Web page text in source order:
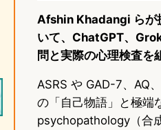
Afshin Khadangi らが
いて、ChatGPT、
問と実際の心理検査を
ASRS や GAD-7、AQ
の「自己物語」と極端
psychopathology（合